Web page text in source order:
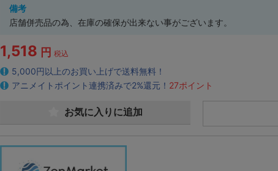
備考
店舗併売品の為、在庫の確保が出来ない事がございます。
1,518 円 税込
5,000円以上のお買い上げで送料無料！
アニメイトポイント連携済みで2%還元！ 27ポイント
お気に入りに追加